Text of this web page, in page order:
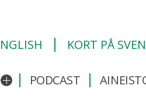
KORT PÅ
Avaa/sulje alavalikko
PODCAST